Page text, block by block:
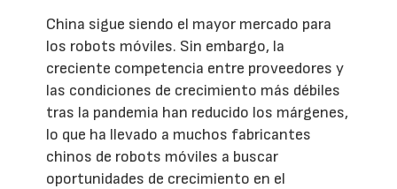
China sigue siendo el mayor mercado para
los robots móviles. Sin embargo, la
creciente competencia entre proveedores y
las condiciones de crecimiento más débiles
tras la pandemia han reducido los márgenes,
lo que ha llevado a muchos fabricantes
chinos de robots móviles a buscar
oportunidades de crecimiento en el